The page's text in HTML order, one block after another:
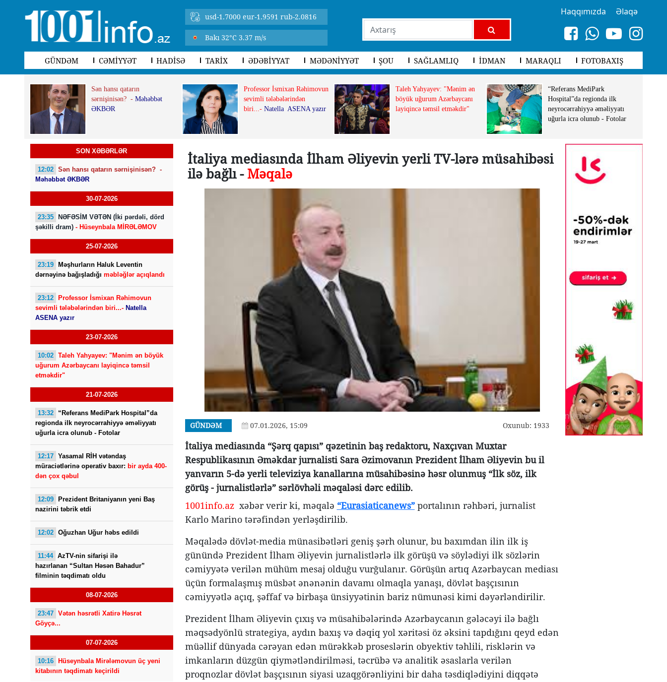
usd-1.7000 eur-1.9591 rub-2.0816
Bakı 32°C 3.37 m/s
Haqqımızda Əlaqə
GÜNDƏM CƏMİYYƏT HADİSƏ TARİX ƏDƏBİYYAT MƏDƏNİYYƏT ŞOU SAĞLAMLIQ İDMAN MARAQLI FOTOBAXIŞ
Sən hansı qatarın
sərnişinisən? - Məhəbbət
ƏKBƏR
Professor İsmixan Rəhimovun
sevimli tələbələrindən
biri...- Natella ASENA yazır
Taleh Yahyayev: "Mənim ən
böyük uğurum Azərbaycanı
layiqincə təmsil etməkdir"
“Referans MediPark
Hospital”da regionda ilk
neyrocərrahiyyə əməliyyatı
uğurla icra olunub - Fotolar
SON XƏBƏRLƏR
12:02 Sən hansı qatarın sərnişinisən? -
Məhəbbət ƏKBƏR
30-07-2026
23:35
NƏFƏSİM VƏTƏN (İki pərdəli, dörd
şəkilli dram) - Hüseynbala MİRƏLƏMOV
25-07-2026
23:19
Məşhurların Haluk Leventin
dərnəyinə bağışladığı məbləğlər açıqlandı
23:12
Professor İsmixan Rəhimovun
sevimli tələbələrindən biri...- Natella
ASENA yazır
23-07-2026
10:02 Taleh Yahyayev: "Mənim ən böyük
uğurum Azərbaycanı layiqincə təmsil
etməkdir"
21-07-2026
13:32
“Referans MediPark Hospital”da
regionda ilk neyrocərrahiyyə əməliyyatı
uğurla icra olunub - Fotolar
12:17 Yasamal RİH vətəndaş
müraciətlərinə operativ baxır: bir ayda 400-
dən çox qəbul
12:09
Prezident Britaniyanın yeni Baş
nazirini təbrik etdi
12:02 Oğuzhan Uğur həbs edildi
11:44 AzTV-nin sifarişi ilə
hazırlanan “Sultan Həsən Bahadur”
filminin təqdimatı oldu
08-07-2026
23:47 Vətən həsrətli Xatirə Həsrət
Göyçə...
07-07-2026
10:16
Hüseynbala Mirələmovun üç yeni
kitabının təqdimatı keçirildi
İtaliya mediasında İlham Əliyevin yerli TV-lərə müsahibəsi
ilə bağlı -Məqalə
GÜNDƏM 07.01.2026, 15:09 Oxunub: 1933
İtaliya mediasında “Şərq qapısı” qəzetinin baş redaktoru, Naxçıvan Muxtar
Respublikasının Əməkdar jurnalisti Sara Əzimovanın Prezident İlham Əliyevin bu il
yanvarın 5-də yerli televiziya kanallarına müsahibəsinə həsr olunmuş “İlk söz, ilk
görüş - jurnalistlərlə” sərlövhəli məqaləsi dərc edilib.
1001info.azxəbər verir ki, məqalə “Eurasiaticanews”portalının rəhbəri, jurnalist
Karlo Marino tərəfindən yerləşdirilib.
Məqalədə dövlət-media münasibətləri geniş şərh olunur, bu baxımdan ilin ilk iş
günündə Prezident İlham Əliyevin jurnalistlərlə ilk görüşü və söylədiyi ilk sözlərin
cəmiyyətə verilən mühüm mesaj olduğu vurğulanır. Görüşün artıq Azərbaycan mediası
üçün formalaşmış müsbət ənənənin davamı olmaqla yanaşı, dövlət başçısının
cəmiyyətlə açıq, şəffaf və birbaşa ünsiyyətinin bariz nümunəsi kimi dəyərləndirilir.
Prezident İlham Əliyevin çıxış və müsahibələrində Azərbaycanın gələcəyi ilə bağlı
məqsədyönlü strategiya, aydın baxış və dəqiq yol xəritəsi öz əksini tapdığını qeyd edən
müəllif dünyada cərəyan edən mürəkkəb proseslərin obyektiv təhlili, risklərin və
imkanların düzgün qiymətləndirilməsi, təcrübə və analitik əsaslarla verilən
proqnozlar dövlət başçısının siyasi uzaqgörənliyini bir daha təsdiqlədiyini diqqətə